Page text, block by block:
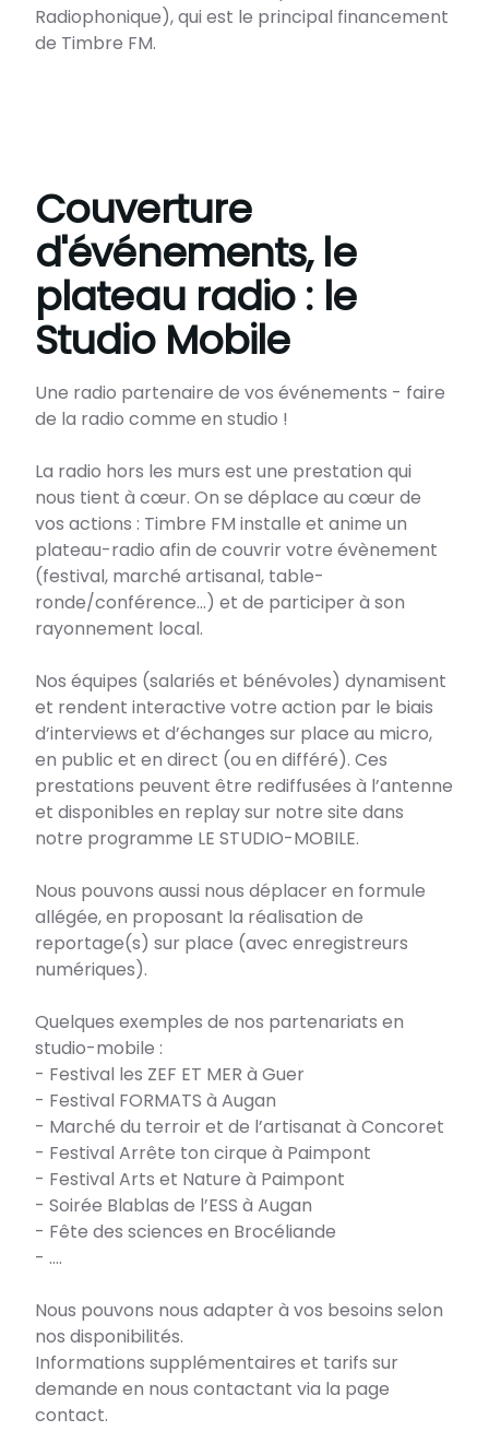
Radiophonique), qui est le principal financement
Couverture
d'événements, le
plateau radio : le
Studio Mobile
Une radio partenaire de vos événements - faire
de la radio comme en studio !
La radio hors les murs est une prestation qui
nous tient à cœur. On se déplace au cœur de
vos actions : Timbre FM installe et anime un
plateau-radio afin de couvrir votre évènement
(festival, marché artisanal, table-
ronde/conférence…) et de participer à son
rayonnement local.
Nos équipes (salariés et bénévoles) dynamisent
et rendent interactive votre action par le biais
d’interviews et d’échanges sur place au micro,
en public et en direct (ou en différé). Ces
prestations peuvent être rediffusées à l’antenne
et disponibles en replay sur notre site dans
notre programme LE STUDIO-MOBILE.
Nous pouvons aussi nous déplacer en formule
allégée, en proposant la réalisation de
reportage(s) sur place (avec enregistreurs
numériques).
Quelques exemples de nos partenariats en
studio-mobile :
- Festival les ZEF ET MER à Guer
- Festival FORMATS à Augan
- Marché du terroir et de l’artisanat à Concoret
- Festival Arrête ton cirque à Paimpont
- Festival Arts et Nature à Paimpont
- Soirée Blablas de l’ESS à Augan
- Fête des sciences en Brocéliande
- ….
Nous pouvons nous adapter à vos besoins selon
nos disponibilités.
Informations supplémentaires et tarifs sur
demande en nous contactant via la page